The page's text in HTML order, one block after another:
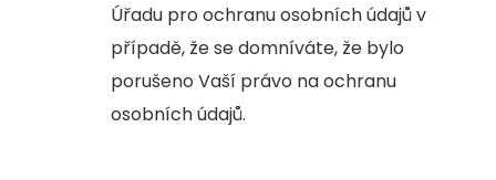
Úřadu pro ochranu osobních údajů v
případě, že se domníváte, že bylo
porušeno Vaší právo na ochranu
osobních údajů.